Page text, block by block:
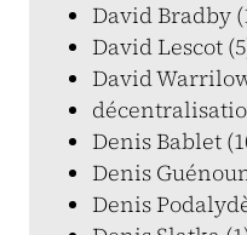
David Bradby
David Lescot
David
Denis Bablet
Denis
Denis